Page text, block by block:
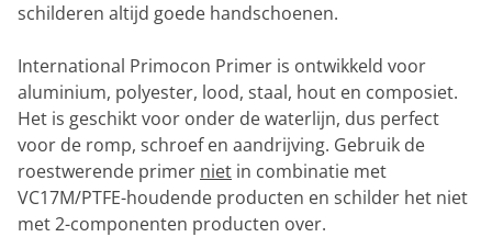
schilderen altijd goede handschoenen.
International Primocon Primer is ontwikkeld voor
aluminium, polyester, lood, staal, hout en composiet.
Het is geschikt voor onder de waterlijn, dus perfect
voor de romp, schroef en aandrijving. Gebruik de
roestwerende primer niet in combinatie met
VC17M/PTFE-houdende producten en schilder het niet
met 2-componenten producten over.